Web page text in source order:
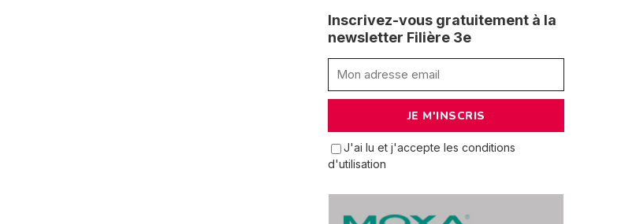
Inscrivez-vous gratuitement à la
newsletter Filière 3e
J'ai lu et j'accepte les conditions
d'utilisation